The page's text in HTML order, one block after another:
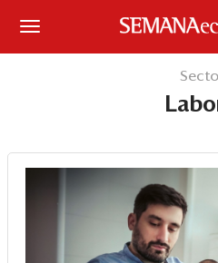
Portada
¿Qué está pasando?
Sectores y Empresas